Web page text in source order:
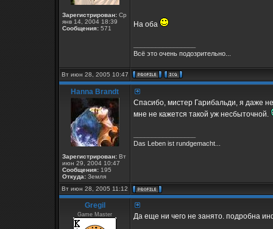
Зарегистрирован: Ср
янв 14, 2004 18:39
Сообщения: 571 На оба
Всё это очень подозрительно...
Вт июн 28, 2005 10:47
Hanna Brandt
Зарегистрирован: Вт
июн 29, 2004 10:47
Сообщения: 195
Откуда: Земля
Спасибо, мистер Гарибальди, я даже
мне не кажется такой уж несбыточной.
Das Leben ist rundgemacht...
Вт июн 28, 2005 11:12
Gregil
Game Master Да еще ни чего не занято. подробна